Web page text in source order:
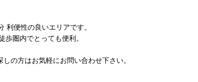
利便性の良いエリアです。
歩圏内でとっても便利。
の方はお気軽にお問い合わせ下さい。